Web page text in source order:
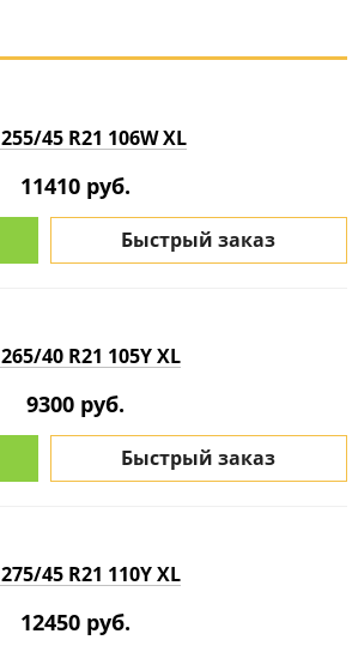
255/45 R21 106W XL
11410 руб.
Быстрый заказ
265/40 R21 105Y XL
9300 руб.
Быстрый заказ
275/45 R21 110Y XL
12450 руб.